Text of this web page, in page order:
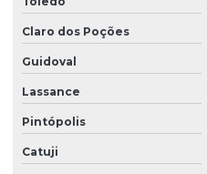
Claro dos Poções
Guidoval
Lassance
Pintópolis
Catuji